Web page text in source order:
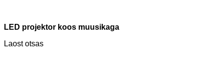
LED projektor koos muusikaga
Laost otsas